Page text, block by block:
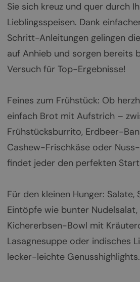
Sie sich kreuz und quer durch
Lieblingsspeisen. Dank
Schritt-Anleitungen gelingen
auf Anhieb und sorgen bereits
Versuch für Top-Ergebnisse!
Feines zum Frühstück: Ob
einfach Brot mit Aufstrich –
Frühstücksburrito, Erdbeer-
Cashew-Frischkäse oder
findet jeder den perfekten Start
Für den kleinen Hunger: Salate,
Eintöpfe wie bunter
Kichererbsen-Bowl mit
Lasagnesuppe oder indisches
lecker-leichte Genusshighlights.